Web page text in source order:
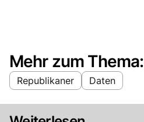
Mehr zum Thema:
Republikaner Daten